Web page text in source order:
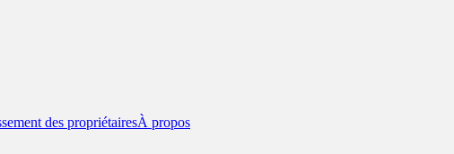
des propriétairesÀ propos